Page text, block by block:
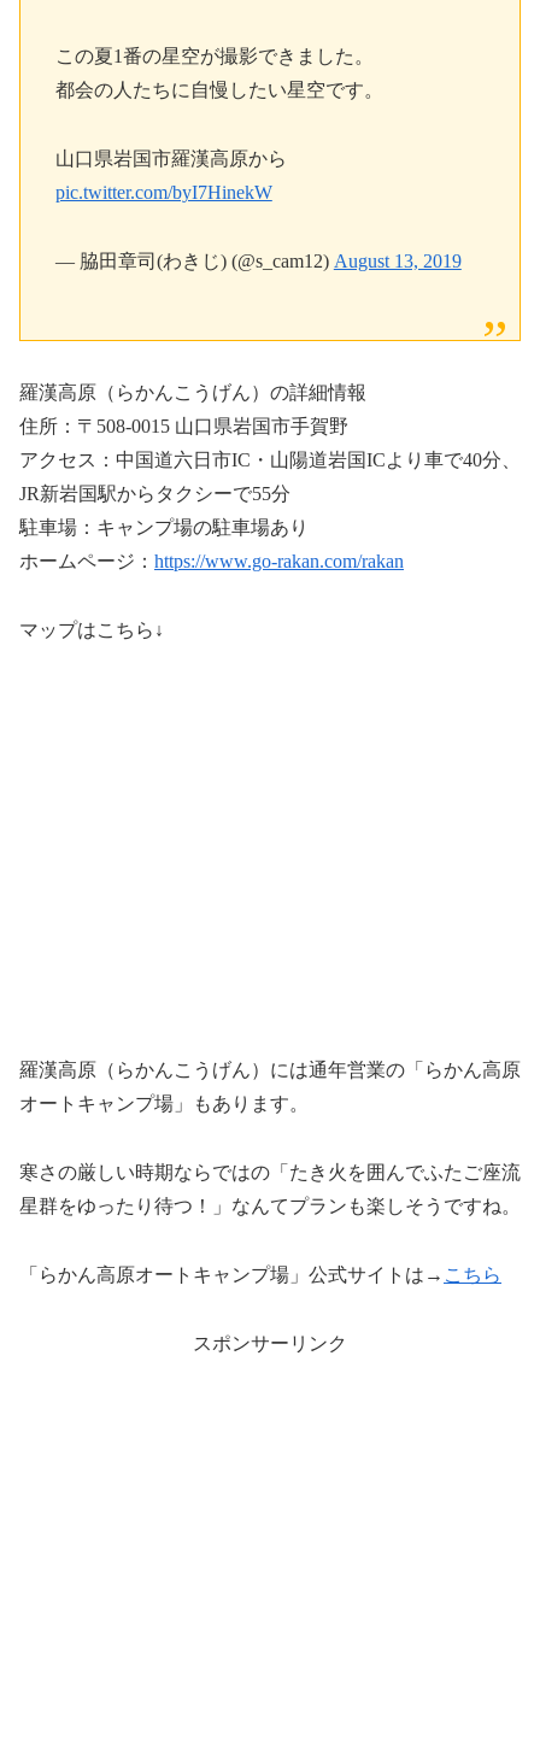
この夏1番の星空が撮影できました。
都会の人たちに自慢したい星空です。
山口県岩国市羅漢高原から
pic.twitter.com/byI7HinekW
— 脇田章司(わきじ) (@s_cam12) August 13, 2019
羅漢高原（らかんこうげん）の詳細情報
住所：〒508-0015 山口県岩国市手賀野
アクセス：中国道六日市IC・山陽道岩国ICより車で40分、
JR新岩国駅からタクシーで55分
駐車場：キャンプ場の駐車場あり
ホームページ： https://www.go-rakan.com/rakan
マップはこちら↓
羅漢高原（らかんこうげん）には通年営業の 「らかん高原
オートキャンプ場」
もあります。
寒さの厳しい時期ならではの「たき火を囲んでふたご座流
星群をゆったり待つ！」なんてプランも楽しそうですね。
「らかん高原オートキャンプ場」公式サイトは→ こちら
スポンサーリンク